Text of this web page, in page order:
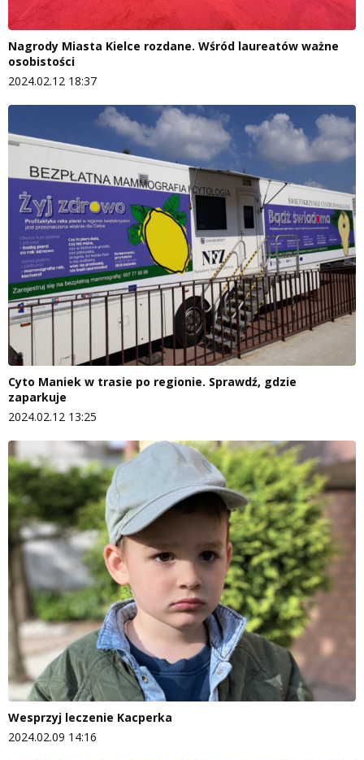
Nagrody Miasta Kielce rozdane. Wśród laureatów ważne
osobistości
2024.02.12 18:37
Cyto Maniek w trasie po regionie. Sprawdź, gdzie
zaparkuje
2024.02.12 13:25
Wesprzyj leczenie Kacperka
2024.02.09 14:16